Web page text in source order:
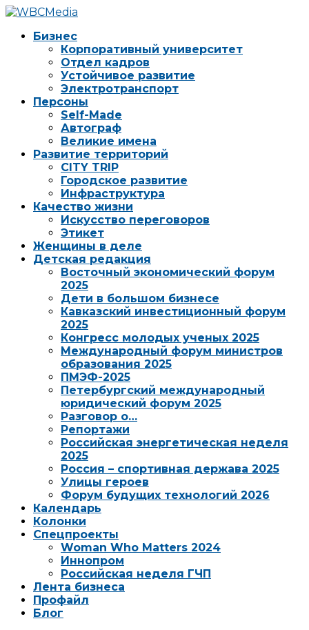
Бизнес
Корпоративный университет
Отдел кадров
Устойчивое развитие
Электротранспорт
Персоны
Self-Made
Автограф
Великие имена
Развитие территорий
CITY TRIP
Городское развитие
Инфраструктура
Качество жизни
Искусство переговоров
Этикет
Женщины в деле
Детская редакция
Восточный экономический форум
2025
Дети в большом бизнесе
Кавказский инвестиционный форум
2025
Конгресс молодых ученых 2025
Международный форум министров
образования 2025
ПМЭФ-2025
Петербургский международный
юридический форум 2025
Разговор о…
Репортажи
Российская энергетическая неделя
2025
Россия – спортивная держава 2025
Улицы героев
Форум будущих технологий 2026
Календарь
Колонки
Спецпроекты
Woman Who Matters 2024
Иннопром
Российская неделя ГЧП
Лента бизнеса
Профайл
Блог